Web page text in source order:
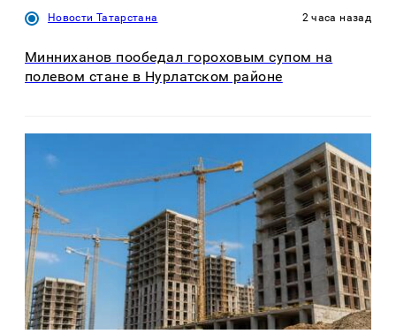
Новости Татарстана 2 часа назад
Минниханов пообедал гороховым супом на
полевом стане в Нурлатском районе